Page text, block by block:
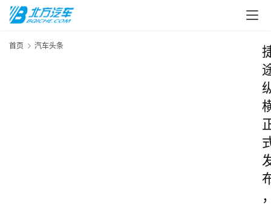
首页 汽车头条